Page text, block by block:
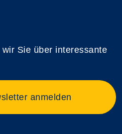
Sie über interessante
anmelden